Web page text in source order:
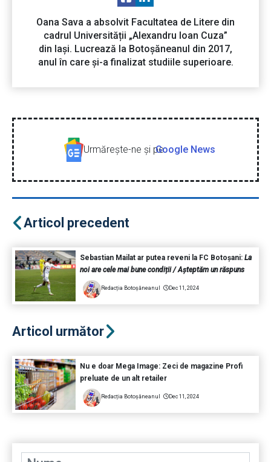
Oana Sava a absolvit Facultatea de Litere din
cadrul Universității „Alexandru Ioan Cuza”
din Iași. Lucrează la Botoșăneanul din 2017,
anul în care și-a finalizat studiile superioare.
Urmăreşte-ne şi peGoogle News
Articol precedent
Sebastian Mailat ar putea reveni la FC Botoșani: La
noi are cele mai bune condiții / Așteptăm un răspuns
Redacția Botoșăneanul Dec 11, 2024
Articol următor
Nu e doar Mega Image: Zeci de magazine Profi
preluate de un alt retailer
Redacția Botoșăneanul Dec 11, 2024